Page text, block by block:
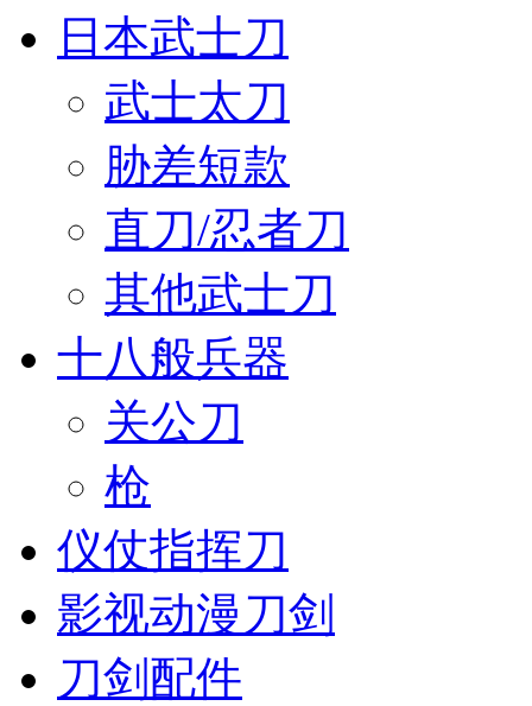
日本武士刀
武士太刀
胁差短款
直刀/忍者刀
其他武士刀
十八般兵器
关公刀
枪
仪仗指挥刀
影视动漫刀剑
刀剑配件